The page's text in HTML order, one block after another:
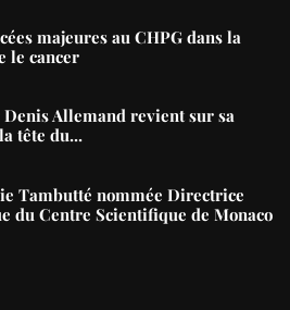
majeures au CHPG dans la
le cancer
Allemand revient sur sa
tête du...
Tambutté nommée Directrice
du Centre Scientifique de Monaco